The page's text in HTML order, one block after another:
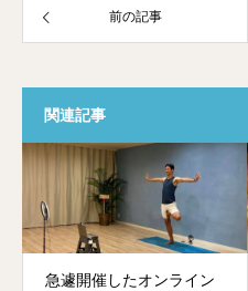
前の記事
関連記事
急遽開催したオンライン